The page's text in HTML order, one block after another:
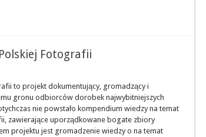
Fotografii
to projekt dokumentujący, gromadzący i
gronu odbiorców dorobek najwybitniejszych
nie powstało kompendium wiedzy na temat
zawierające uporządkowane bogate zbiory
projektu jest gromadzenie wiedzy o na temat